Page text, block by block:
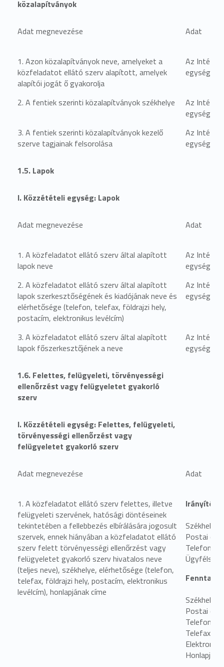
közalapítványok
Adat megnevezése Adat
1. Azon közalapítványok neve, amelyeket a
közfeladatot ellátó szerv alapított, amelyek
alapítói jogát ő gyakorolja
Az
2. A fentiek szerinti közalapítványok székhelye
Az
3. A fentiek szerinti közalapítványok kezelő
szerve tagjainak felsorolása
Az
1.5. Lapok
I. Közzétételi egység: Lapok
Adat megnevezése Adat
1. A közfeladatot ellátó szerv által alapított
lapok neve
Az
2. A közfeladatot ellátó szerv által alapított
lapok szerkesztőségének és kiadójának neve és
elérhetősége (telefon, telefax, földrajzi hely,
postacím, elektronikus levélcím)
Az
3. A közfeladatot ellátó szerv által alapított
lapok főszerkesztőjének a neve
Az
1.6. Felettes, felügyeleti, törvényességi
ellenőrzést vagy felügyeletet gyakorló
szerv
I. Közzétételi egység: Felettes, felügyeleti,
törvényességi ellenőrzést vagy
felügyeletet gyakorló szerv
Adat megnevezése Adat
1. A közfeladatot ellátó szerv felettes, illetve
felügyeleti szervének, hatósági döntéseinek
tekintetében a fellebbezés elbírálására jogosult
szervek, ennek hiányában a közfeladatot ellátó
szerv felett törvényességi ellenőrzést vagy
felügyeletet gyakorló szerv hivatalos neve
(teljes neve), székhelye, elérhetősége (telefon,
telefax, földrajzi hely, postacím, elektronikus
levélcím), honlapjának címe
Székhely:
Postai
Postai
Honlapja: